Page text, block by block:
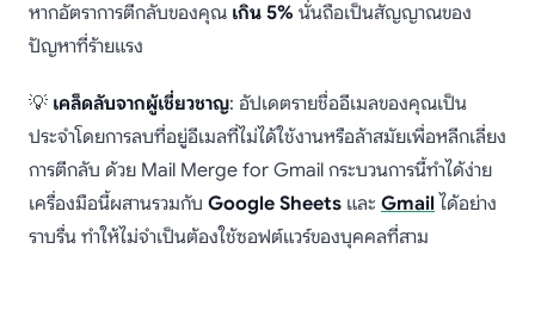
หากอัตราการตีกลับของคุณ เกิน 5% นั่นถือเป็นสัญญาณของ
ปัญหาที่ร้ายแรง
💡 เคล็ดลับจากผู้เชี่ยวชาญ: อัปเดตรายชื่ออีเมลของคุณเป็น
ประจำโดยการลบที่อยู่อีเมลที่ไม่ได้ใช้งานหรือล้าสมัยเพื่อหลีกเลี่ยง
การตีกลับ ด้วย Mail Merge for Gmail กระบวนการนี้ทำได้ง่าย
เครื่องมือนี้ผสานรวมกับ Google Sheets และ Gmail ได้อย่าง
ราบรื่น ทำให้ไม่จำเป็นต้องใช้ซอฟต์แวร์ของบุคคลที่สาม